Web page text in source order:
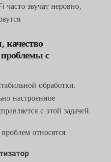
звучат неровно,
качество
с
обработки.
настроенное
с этой задачей.
относятся: